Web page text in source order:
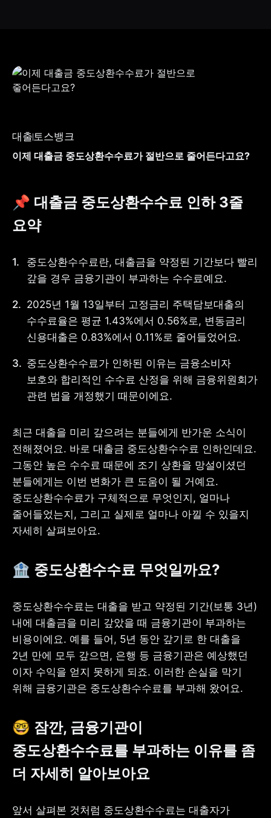
사업자 등록번호 : 462-86-01671
한국지식재산센터)
대표 : 이은미
고객센터
이메일 : help@tossbank.com
처리방침
이용자유의사항
보호금융상품등록부
상품공시실
공지사항
외부채널
직원 고충 접수
대출토스뱅크
이제 대출금 중도상환수수료가 절반으로 줄어든다고요?
📌 대출금 중도상환수수료 인하 3줄
요약
중도상환수수료란, 대출금을 약정된 기간보다 빨리
갚을 경우 금융기관이 부과하는 수수료예요.
2025년 1월 13일부터 고정금리 주택담보대출의
수수료율은 평균 1.43%에서 0.56%로, 변동금리
신용대출은 0.83%에서 0.11%로 줄어들었어요.
중도상환수수료가 인하된 이유는 금융소비자
보호와 합리적인 수수료 산정을 위해 금융위원회가
관련 법을 개정했기 때문이에요.
최근 대출을 미리 갚으려는 분들에게 반가운 소식이
전해졌어요. 바로 대출금 중도상환수수료 인하인데요.
그동안 높은 수수료 때문에 조기 상환을 망설이셨던
분들에게는 이번 변화가 큰 도움이 될 거예요.
중도상환수수료가 구체적으로 무엇인지, 얼마나
줄어들었는지, 그리고 실제로 얼마나 아낄 수 있을지
자세히 살펴보아요.
🏦 중도상환수수료 무엇일까요?
중도상환수수료는 대출을 받고 약정된 기간(보통 3년)
내에 대출금을 미리 갚았을 때 금융기관이 부과하는
비용이에요. 예를 들어, 5년 동안 갚기로 한 대출을
2년 만에 모두 갚으면, 은행 등 금융기관은 예상했던
이자 수익을 얻지 못하게 되죠. 이러한 손실을 막기
위해 금융기관은 중도상환수수료를 부과해 왔어요.
🤓 잠깐, 금융기관이
중도상환수수료를 부과하는 이유를 좀
더 자세히 알아보아요
앞서 살펴본 것처럼 중도상환수수료는 대출자가